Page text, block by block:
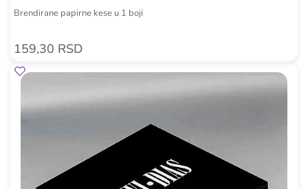
Brendirane papirne kese u 1 boji
159,30 RSD